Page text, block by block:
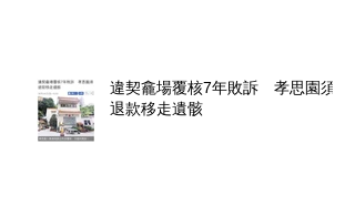
違契龕場覆核7年敗訴 孝思園須
退款移走遺骸